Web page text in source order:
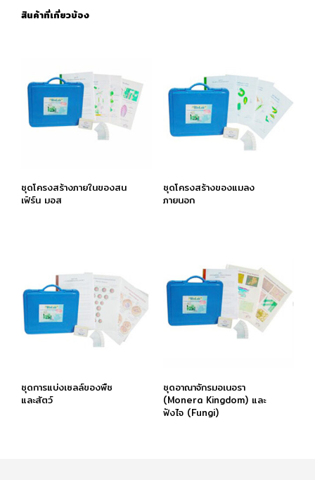
สินค้าที่เกี่ยวข้อง
ชุดโครงสร้างภายในของสน
เฟิร์น มอส
ชุดโครงสร้างของแมลง
ภายนอก
ชุดการแบ่งเซลล์ของพืช
และสัตว์
ชุดอาณาจักรมอเนอรา
(Monera Kingdom) และ
ฟังไจ (Fungi)